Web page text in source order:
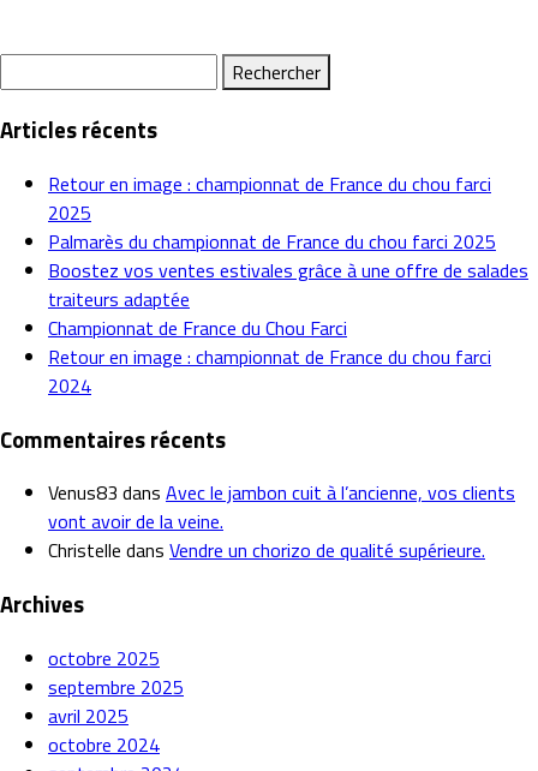
Articles récents
Retour en image : championnat de France du chou farci
2025
Palmarès du championnat de France du chou farci 2025
Boostez vos ventes estivales grâce à une offre de salades
traiteurs adaptée
Championnat de France du Chou Farci
Retour en image : championnat de France du chou farci
2024
Commentaires récents
Venus83 dans Avec le jambon cuit à l’ancienne, vos clients
vont avoir de la veine.
Christelle dans Vendre un chorizo de qualité supérieure.
Archives
octobre 2025
septembre 2025
avril 2025
octobre 2024